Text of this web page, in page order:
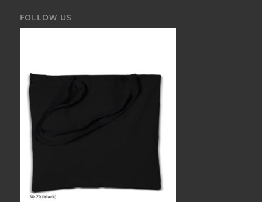
FOLLOW US